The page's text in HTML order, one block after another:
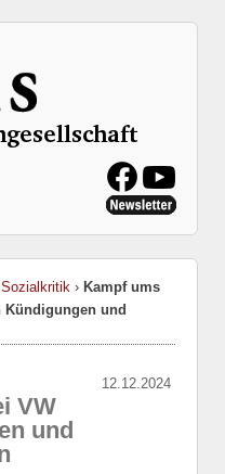
› Kampf ums
Kündigungen und
12.12.2024
VW
und